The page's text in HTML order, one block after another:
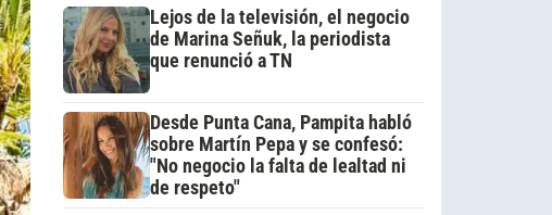
Lejos de la televisión, el negocio
de Marina Señuk, la periodista
que renunció a TN
Desde Punta Cana, Pampita habló
sobre Martín Pepa y se confesó:
"No negocio la falta de lealtad ni
de respeto"